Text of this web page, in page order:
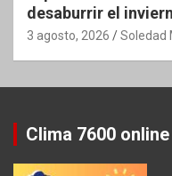
desaburrir el
3 agosto, 2026 Soledad
Clima 7600 online